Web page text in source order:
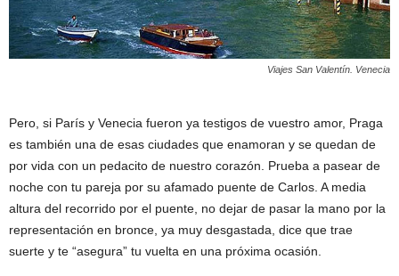
Viajes San Valentín. Venecia
Pero, si París y Venecia fueron ya testigos de vuestro amor, Praga
es también una de esas ciudades que enamoran y se quedan de
por vida con un pedacito de nuestro corazón. Prueba a pasear de
noche con tu pareja por su afamado puente de Carlos. A media
altura del recorrido por el puente, no dejar de pasar la mano por la
representación en bronce, ya muy desgastada, dice que trae
suerte y te “asegura” tu vuelta en una próxima ocasión.